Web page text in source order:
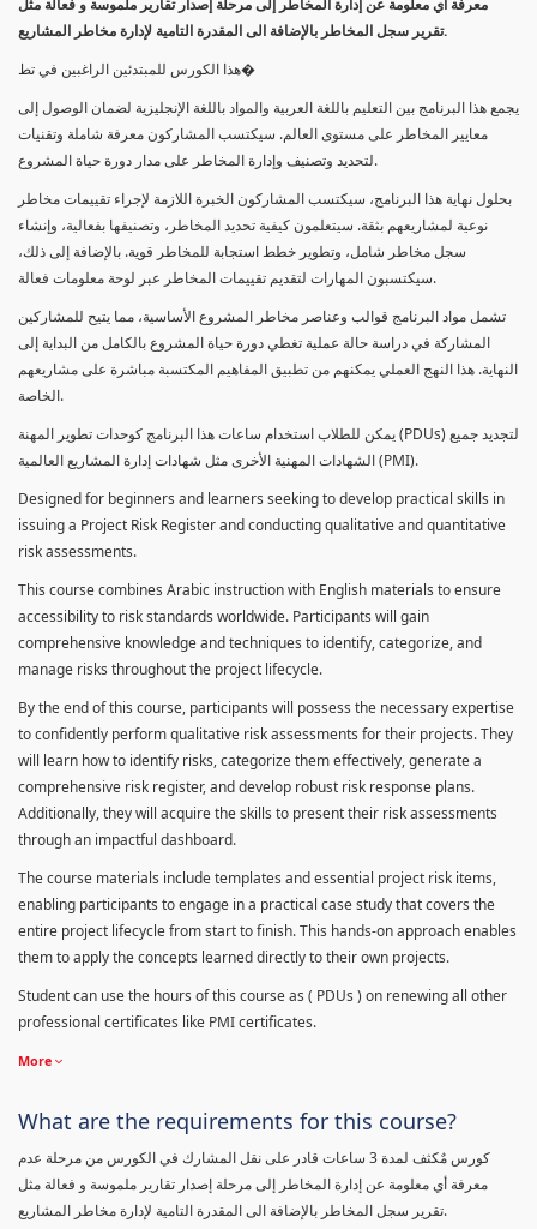
تقرير سجل المخاطر بالإضافة الى المقدرة التامية لإدارة مخاطر المشاريع.
هذا الكورس للمبتدئين الراغبين في تط�
يجمع هذا البرنامج بين التعليم باللغة العربية والمواد باللغة الإنجليزية لضمان الوصول إلى
معايير المخاطر على مستوى العالم. سيكتسب المشاركون معرفة شاملة وتقنيات
لتحديد وتصنيف وإدارة المخاطر على مدار دورة حياة المشروع.
بحلول نهاية هذا البرنامج، سيكتسب المشاركون الخبرة اللازمة لإجراء تقييمات مخاطر
نوعية لمشاريعهم بثقة. سيتعلمون كيفية تحديد المخاطر، وتصنيفها بفعالية، وإنشاء
سجل مخاطر شامل، وتطوير خطط استجابة للمخاطر قوية. بالإضافة إلى ذلك،
سيكتسبون المهارات لتقديم تقييمات المخاطر عبر لوحة معلومات فعالة.
تشمل مواد البرنامج قوالب وعناصر مخاطر المشروع الأساسية، مما يتيح للمشاركين
المشاركة في دراسة حالة عملية تغطي دورة حياة المشروع بالكامل من البداية إلى
النهاية. هذا النهج العملي يمكنهم من تطبيق المفاهيم المكتسبة مباشرة على مشاريعهم
الخاصة.
يمكن للطلاب استخدام ساعات هذا البرنامج كوحدات تطوير المهنة (PDUs) لتجديد جميع
الشهادات المهنية الأخرى مثل شهادات إدارة المشاريع العالمية (PMI).
Designed for beginners and learners seeking to develop practical skills in
issuing a Project Risk Register and conducting qualitative and quantitative
risk assessments.
This course combines Arabic instruction with English materials to ensure
accessibility to risk standards worldwide. Participants will gain
comprehensive knowledge and techniques to identify, categorize, and
manage risks throughout the project lifecycle.
By the end of this course, participants will possess the necessary expertise
to confidently perform qualitative risk assessments for their projects. They
will learn how to identify risks, categorize them effectively, generate a
comprehensive risk register, and develop robust risk response plans.
Additionally, they will acquire the skills to present their risk assessments
through an impactful dashboard.
The course materials include templates and essential project risk items,
enabling participants to engage in a practical case study that covers the
entire project lifecycle from start to finish. This hands-on approach enables
them to apply the concepts learned directly to their own projects.
Student can use the hours of this course as ( PDUs ) on renewing all other
professional certificates like PMI certificates.
More
What are the requirements for this course?
كورس مٌكثف لمدة 3 ساعات قادر على نقل المشارك في الكورس من مرحلة عدم
معرفة أي معلومة عن إدارة المخاطر إلى مرحلة إصدار تقارير ملموسة و فعالة مثل
تقرير سجل المخاطر بالإضافة الى المقدرة التامية لإدارة مخاطر المشاريع.